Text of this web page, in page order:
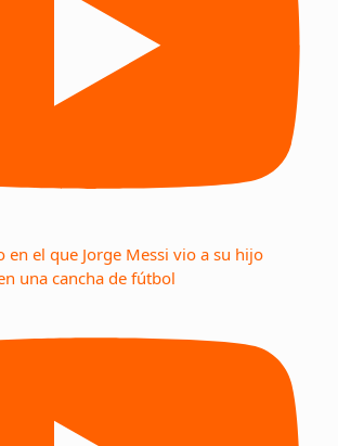
en el que Jorge Messi vio a su hijo
una cancha de fútbol